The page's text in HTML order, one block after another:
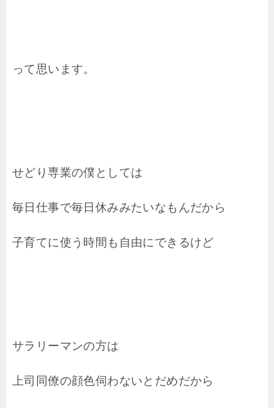
って思います。
せどり専業の僕としては
毎日仕事で毎日休みみたいなもんだから
子育てに使う時間も自由にできるけど
サラリーマンの方は
上司同僚の顔色伺わないとだめだから